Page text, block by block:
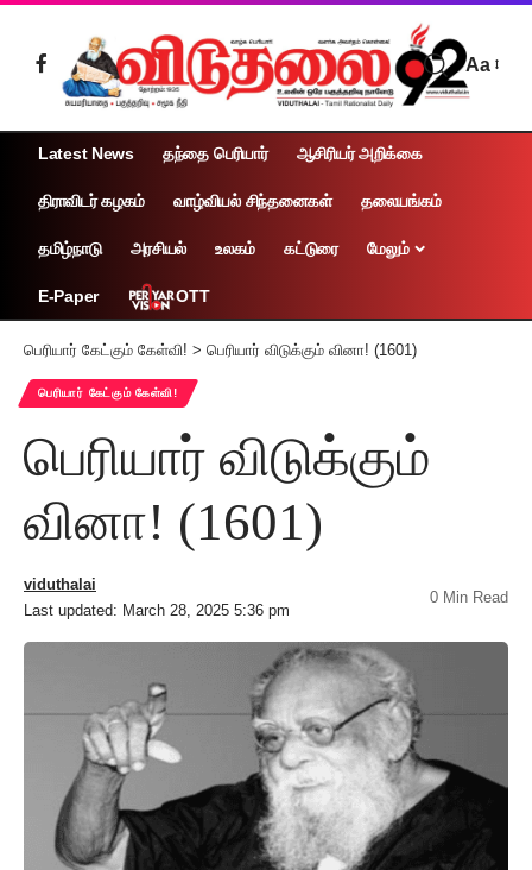
Aa
Latest News தந்தை பெரியார் ஆசிரியர் அறிக்கை
திராவிடர் கழகம் வாழ்வியல் சிந்தனைகள் தலையங்கம்
தமிழ்நாடு அரசியல் உலகம் கட்டுரை மேலும்
E-Paper OTT
பெரியார் கேட்கும் கேள்வி! > பெரியார் விடுக்கும் வினா! (1601)
பெரியார் கேட்கும் கேள்வி!
பெரியார் விடுக்கும்
வினா! (1601)
Last updated: March 28, 2025 5:36 pm
viduthalai
0 Min Read